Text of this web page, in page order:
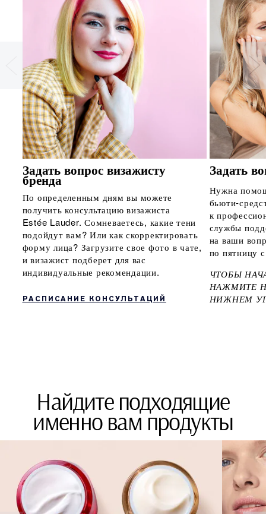
Задать вопрос визажисту
бренда
По определенным дням вы можете
получить консультацию визажиста
Estée Lauder. Сомневаетесь, какие тени
подойдут вам? Или как скорректировать
форму лица? Загрузите свое фото в чате,
и визажист подберет для вас
индивидуальные рекомендации.
РАСПИСАНИЕ КОНСУЛЬТАЦИЙ
Задать
Нужна
бьюти-
к
службы
на ваши
по пятницу
ЧТОБЫ
НАЖМИТЕ
НИЖНЕМ
Найдите подходящие
именно вам продукты